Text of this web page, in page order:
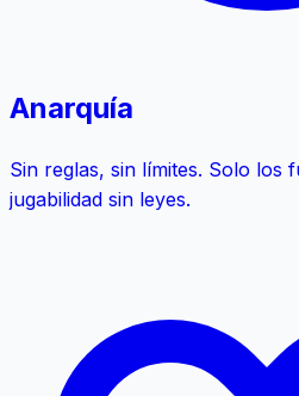
Anarquía
Sin reglas, sin límites. Solo los
jugabilidad sin leyes.